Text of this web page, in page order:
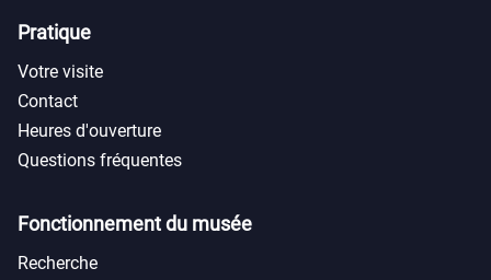
Pratique
Votre visite
Contact
Heures d'ouverture
Questions fréquentes
Fonctionnement du musée
Recherche